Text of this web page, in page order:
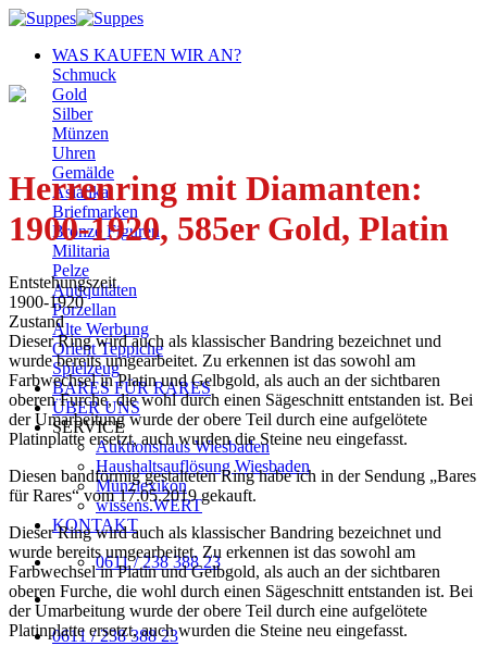
Zum
springenWAS KAUFEN WIR AN?
Schmuck
Gold
Silber
Münzen
Uhren
Gemälde
Asiatika
Briefmarken
Bronze Figuren
Militaria
Pelze
Antiquitäten
Porzellan
Alte Werbung
Orient Teppiche
Spielzeug
BARES FÜR RARES
ÜBER UNS
SERVICE
Auktionshaus Wiesbaden
Haushaltsauflösung Wiesbaden
Münzlexikon
wissens.WERT
KONTAKT
0611 / 238 388 23
0611 / 238 388 23
Herrenring mit Diamanten:
1900-1920, 585er Gold, Platin
Entstehungszeit
1900-1920
Zustand
Dieser Ring wird auch als klassischer Bandring bezeichnet und
wurde bereits umgearbeitet. Zu erkennen ist das sowohl am
Farbwechsel in Platin und Gelbgold, als auch an der sichtbaren
oberen Furche, die wohl durch einen Sägeschnitt entstanden ist. Bei
der Umarbeitung wurde der obere Teil durch eine aufgelötete
Platinplatte ersetzt, auch wurden die Steine neu eingefasst.
Diesen bandförmig gestalteten Ring habe ich in der Sendung „Bares
für Rares“ vom 17.05.2019 gekauft.
Dieser Ring wird auch als klassischer Bandring bezeichnet und
wurde bereits umgearbeitet. Zu erkennen ist das sowohl am
Farbwechsel in Platin und Gelbgold, als auch an der sichtbaren
oberen Furche, die wohl durch einen Sägeschnitt entstanden ist. Bei
der Umarbeitung wurde der obere Teil durch eine aufgelötete
Platinplatte ersetzt, auch wurden die Steine neu eingefasst.